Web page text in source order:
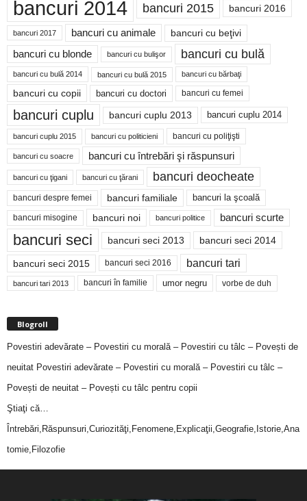
bancuri 2014 bancuri 2015 bancuri 2016
bancuri 2017 bancuri cu animale bancuri cu beţivi
bancuri cu blonde bancuri cu bulişor bancuri cu bulă
bancuri cu bulă 2014 bancuri cu bulă 2015 bancuri cu bărbaţi
bancuri cu copii bancuri cu doctori bancuri cu femei
bancuri cuplu bancuri cuplu 2013 bancuri cuplu 2014
bancuri cuplu 2015 bancuri cu politicieni bancuri cu poliţişti
bancuri cu soacre bancuri cu întrebări şi răspunsuri
bancuri cu ţigani bancuri cu ţărani bancuri deocheate
bancuri despre femei bancuri familiale bancuri la şcoală
bancuri misogine bancuri noi bancuri politice bancuri scurte
bancuri seci bancuri seci 2013 bancuri seci 2014
bancuri seci 2015 bancuri seci 2016 bancuri tari
bancuri tari 2013 bancuri în familie umor negru vorbe de duh
Blogroll
Povestiri adevărate – Povestiri cu morală – Povestiri cu tâlc – Povești de
neuitat Povestiri adevărate – Povestiri cu morală – Povestiri cu tâlc –
Povești de neuitat – Povești cu tâlc pentru copii
Ştiaţi că…
Întrebări,Răspunsuri,Curiozităţi,Fenomene,Explicaţii,Geografie,Istorie,Ana
tomie,Filozofie